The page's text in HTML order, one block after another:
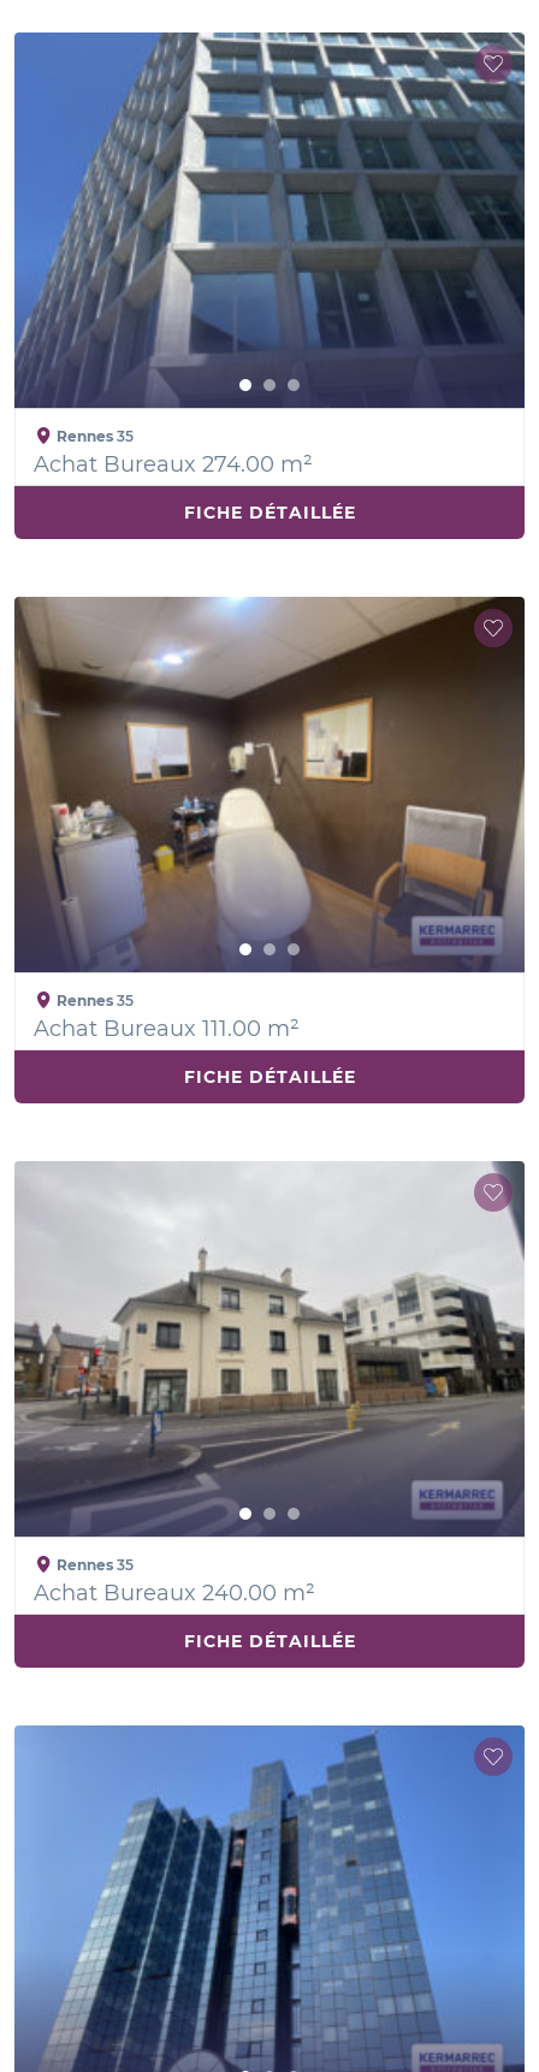
Rennes 35
Achat Bureaux 274.00 m²
FICHE DÉTAILLÉE
Rennes 35
Achat Bureaux 111.00 m²
FICHE DÉTAILLÉE
Rennes 35
Achat Bureaux 240.00 m²
FICHE DÉTAILLÉE